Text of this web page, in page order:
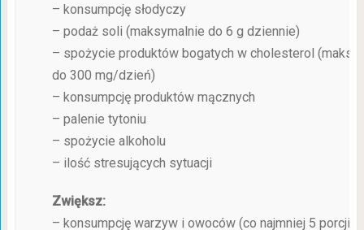
– konsumpcję słodyczy
– podaż soli (maksymalnie do 6 g dziennie)
– spożycie produktów bogatych w cholesterol
do 300 mg/dzień)
– konsumpcję produktów mącznych
– palenie tytoniu
– spożycie alkoholu
– ilość stresujących sytuacji
Zwiększ:
– konsumpcję warzyw i owoców (co najmniej 5 porcji